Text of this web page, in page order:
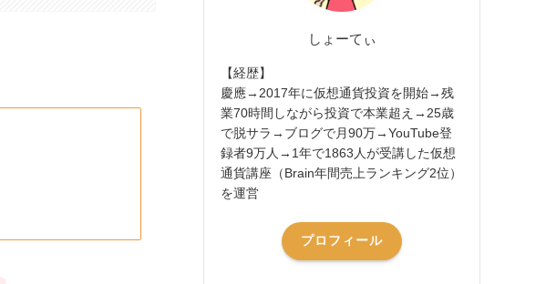
しょーてぃ
【経歴】
慶應→2017年に仮想通貨投資を開始→残
業70時間しながら投資で本業超え→25歳
で脱サラ→ブログで月90万→YouTube登
録者9万人→1年で1863人が受講した仮想
通貨講座（Brain年間売上ランキング2位）
を運営
プロフィール